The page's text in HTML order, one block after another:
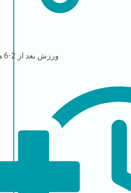
ورزش بعد از 2-6 هفته